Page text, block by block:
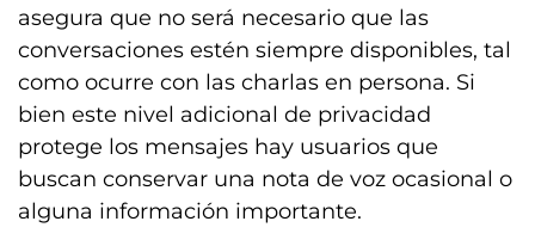
asegura que no será necesario que las
conversaciones estén siempre disponibles, tal
como ocurre con las charlas en persona. Si
bien este nivel adicional de privacidad
protege los mensajes hay usuarios que
buscan conservar una nota de voz ocasional o
alguna información importante.